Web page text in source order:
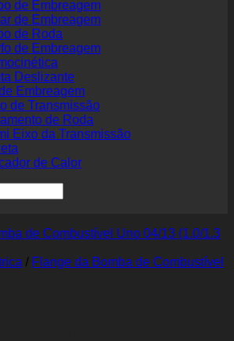
de Embreagem
de Embreagem
de Roda
de Embreagem
Deslizante
Embreagem
de Transmissão
de Roda
Eixo da Transmissão
de Calor
/ Flange da Bomba de Combustível